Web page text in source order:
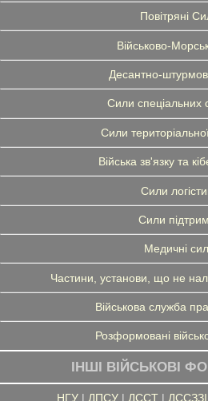
Повітряні
Військово-
Десантно-
Сили спеціальних
Сили
Війська зв'язку та
Сили
Сили
Медичні
Частини, установи, що не
Військова служба
Розформовані
ІНШІ ВІЙСЬКОВІ
НГУ| ДПСУ| ДССТ| ДССЗЗІ